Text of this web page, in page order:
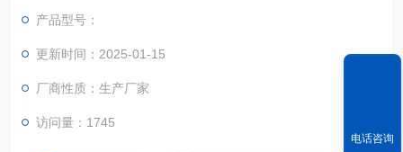
产品型号：
更新时间：2025-01-15
厂商性质：生产厂家
访问量：1745
电话咨询